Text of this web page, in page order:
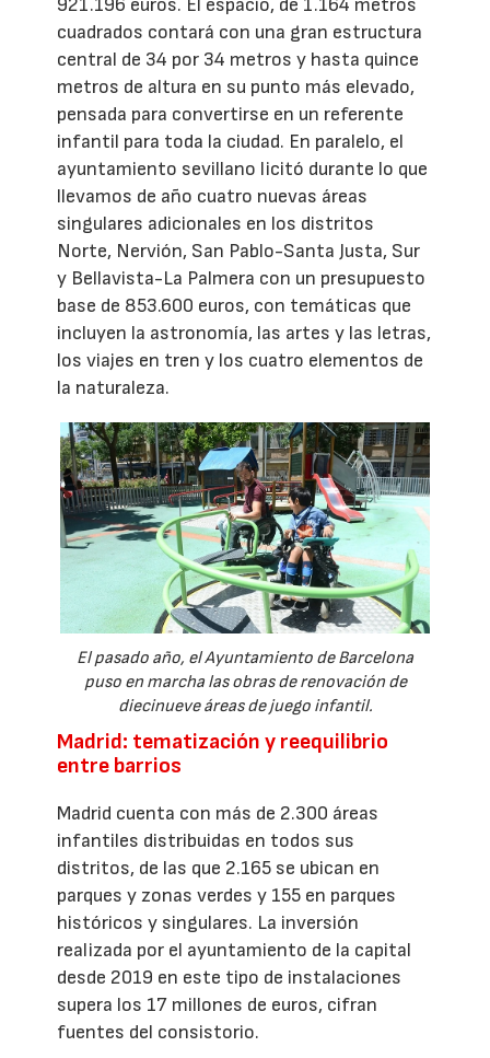
cuadrados contará con una gran estructura
central de 34 por 34 metros y hasta quince
metros de altura en su punto más elevado,
pensada para convertirse en un referente
infantil para toda la ciudad. En paralelo, el
ayuntamiento sevillano licitó durante lo que
llevamos de año cuatro nuevas áreas
singulares adicionales en los distritos
Norte, Nervión, San Pablo-Santa Justa, Sur
y Bellavista-La Palmera con un presupuesto
base de 853.600 euros, con temáticas que
incluyen la astronomía, las artes y las letras,
los viajes en tren y los cuatro elementos de
la naturaleza.
El pasado año, el Ayuntamiento de Barcelona
puso en marcha las obras de renovación de
diecinueve áreas de juego infantil.
Madrid: tematización y reequilibrio
entre barrios
Madrid cuenta con más de 2.300 áreas
infantiles distribuidas en todos sus
distritos, de las que 2.165 se ubican en
parques y zonas verdes y 155 en parques
históricos y singulares. La inversión
realizada por el ayuntamiento de la capital
desde 2019 en este tipo de instalaciones
supera los 17 millones de euros, cifran
fuentes del consistorio.